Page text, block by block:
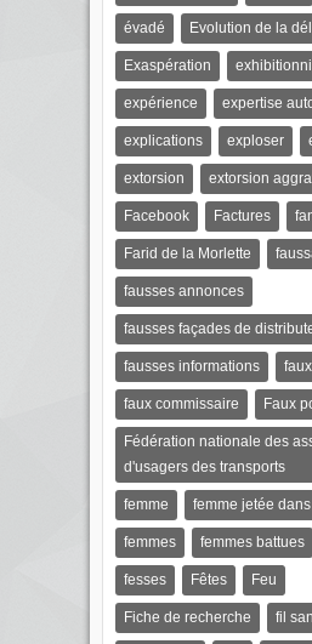
évadé Evolution de la
Exaspération
expérience expertise
explications exploser
extorsion extorsion
Facebook Factures
Farid de la Morlette
fausses annonces
fausses façades de
fausses informations
faux commissaire Faux
Fédération nationale des
d'usagers des transports
femme femme jetée
femmes femmes battues
fesses Fêtes Feu
Fiche de recherche fil